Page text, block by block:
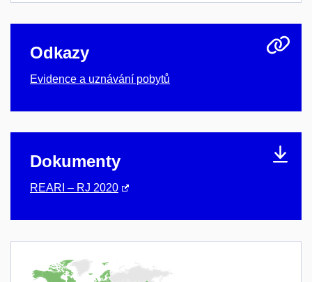
Odkazy
Evidence a uznávání pobytů
Dokumenty
REARI – RJ 2020